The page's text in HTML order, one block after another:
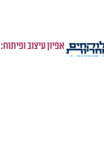
אפיון עיצוב